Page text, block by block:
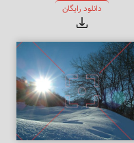
دانلود رایگان